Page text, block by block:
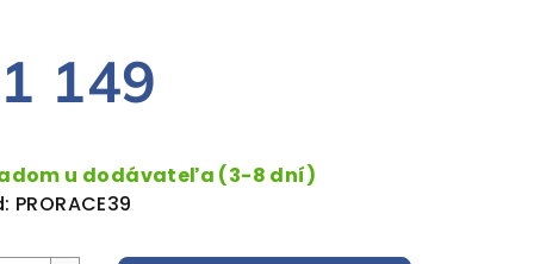
149
u dodávateľa (3-8 dní)
PRORACE39